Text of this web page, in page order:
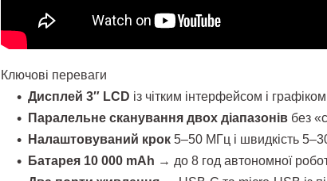
Ключові переваги
Дисплей 3″ LCD із чітким інтерфейсом і
Паралельне сканування двох діапазонів без
Налаштовуваний крок 5–50 МГц і швидкість
Батарея 10 000 mAh → до 8 год автономної